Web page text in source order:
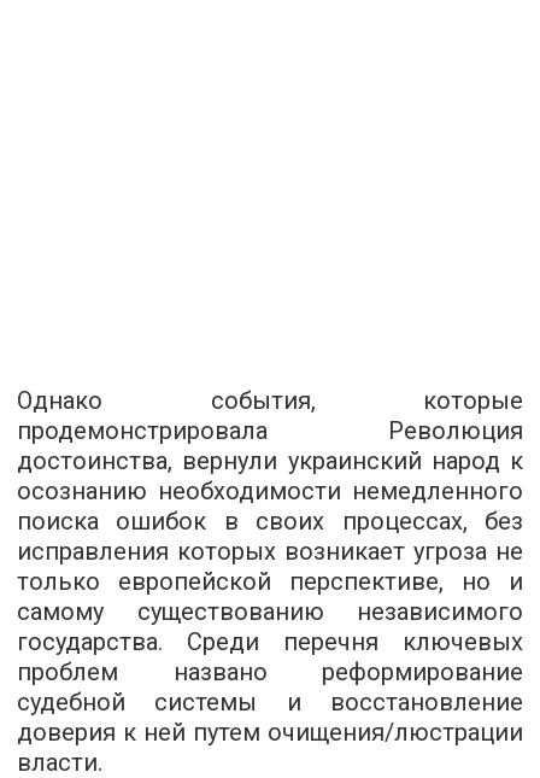
Однако события, которые
продемонстрировала Революция
достоинства, вернули украинский народ к
осознанию необходимости немедленного
поиска ошибок в своих процессах, без
исправления которых возникает угроза не
только европейской перспективе, но и
самому существованию независимого
государства. Среди перечня ключевых
проблем названо реформирование
судебной системы и восстановление
доверия к ней путем очищения/люстрации
власти.